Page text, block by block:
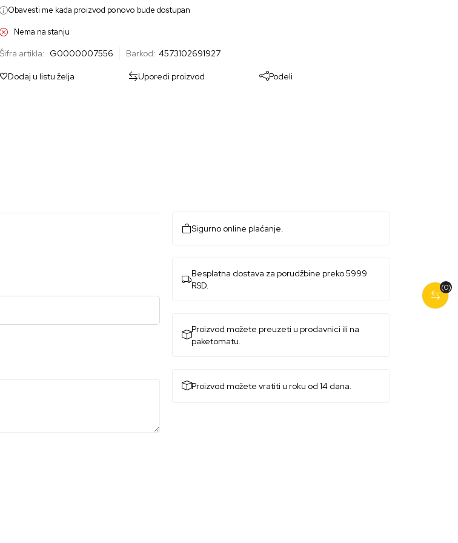
Obavesti me kada proizvod ponovo bude dostupan
Nema na stanju
Šifra artikla: G0000007556 Barkod: 4573102691927
Dodaj u listu želja Uporedi proizvod Podeli
(0)
Sigurno online plaćanje.
Besplatna dostava za porudžbine preko 5999
RSD.
Proizvod možete preuzeti u prodavnici ili na
paketomatu.
Proizvod možete vratiti u roku od 14 dana.